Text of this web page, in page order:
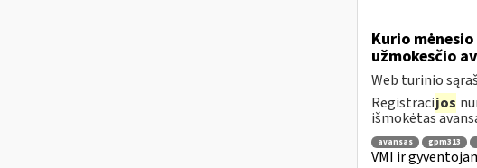
Kurio
užmokesčio
Web turinio
Registracijos
išmokėtas
avansas gpm313
VMI ir